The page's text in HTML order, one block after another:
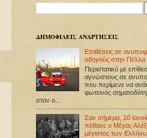
ΔΗΜΟΦΙΛΕΙΣ ΑΝΑΡΤΗΣΕΙΣ
Επιθέσεις σε
οδηγούς στην Πέλλα
Περιστατικό με
αγνώστους σε
που περίμενε να
φωτεινός
στον ο...
Σαν σήμερα, 10
πέθανε ο Μέγας
μέγιστος των